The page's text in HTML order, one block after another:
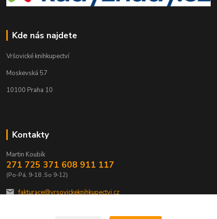
Kde nás najdete
Vršovické knihkupectví
Moskevská 57
10100 Praha 10
Kontakty
Martin Koubík
271 725 371 608 911 117
(Po-Pá, 9-18 ,So 9-12)
fakturace@vrsovickeknihkupectvi.cz